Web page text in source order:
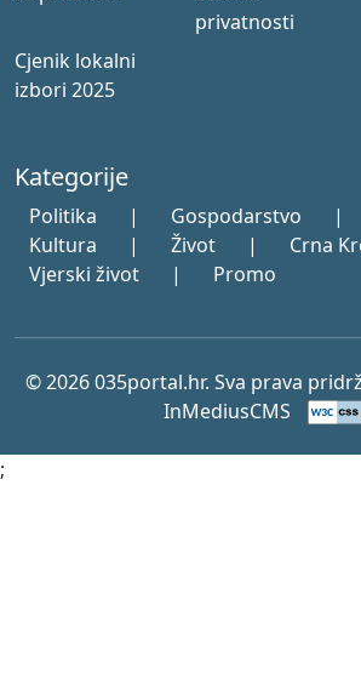
privatnosti
Cjenik lokalni
izbori 2025
Kategorije
Politika | Gospodarstvo |
Kultura
| Život | Crna
Vjerski život
| Promo
© 2026 035portal.hr. Sva prava
InMediusCMS
;